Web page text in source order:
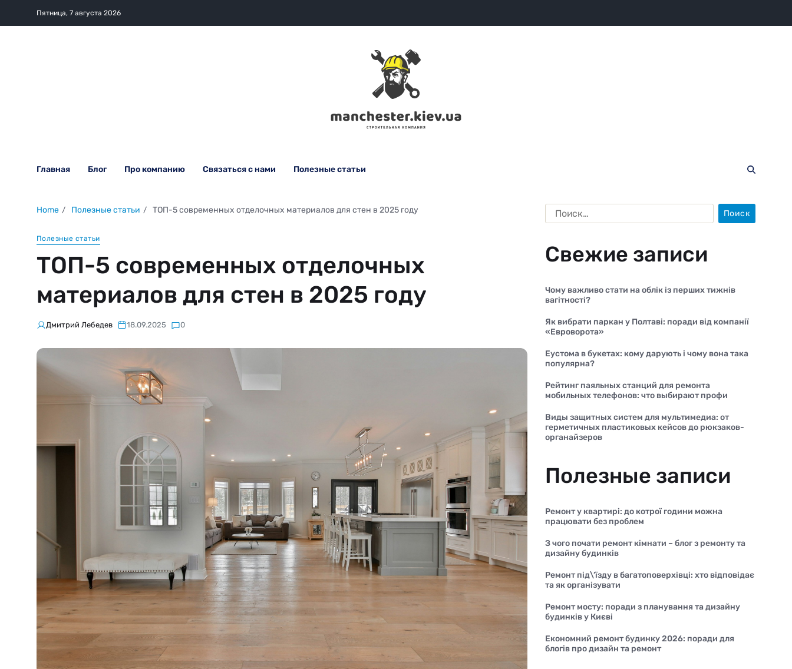
Пятница, 7 августа 2026
Главная Блог Про компанию Связаться с нами Полезные статьи
Home Полезные статьи ТОП-5 современных отделочных материалов для стен в 2025 году
Полезные статьи
ТОП-5 современных отделочных
материалов для стен в 2025 году
Дмитрий Лебедев 18.09.2025 0
Свежие записи
Чому важливо стати на облік із перших тижнів
вагітності?
Як вибрати паркан у Полтаві: поради від компанії
«Евроворота»
Еустома в букетах: кому дарують і чому вона така
популярна?
Рейтинг паяльных станций для ремонта
мобильных телефонов: что выбирают профи
Виды защитных систем для мультимедиа: от
герметичных пластиковых кейсов до рюкзаков-
органайзеров
Полезные записи
Ремонт у квартирі: до котрої години можна
працювати без проблем
З чого почати ремонт кімнати – блог з ремонту та
дизайну будинків
Ремонт під\’їзду в багатоповерхівці: хто відповідає
та як організувати
Ремонт мосту: поради з планування та дизайну
будинків у Києві
Економний ремонт будинку 2026: поради для
блогів про дизайн та ремонт